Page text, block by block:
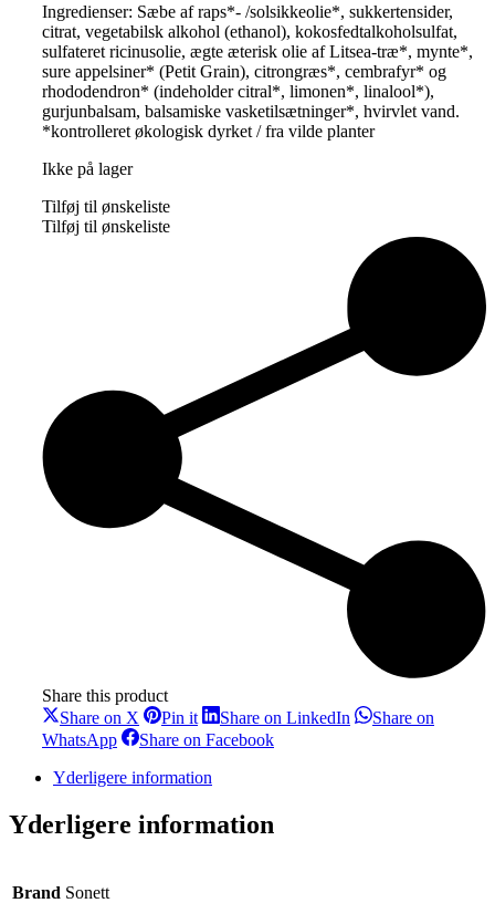
Ingredienser: Sæbe af raps*- /solsikkeolie*, sukkertensider,
citrat, vegetabilsk alkohol (ethanol), kokosfedtalkoholsulfat,
sulfateret ricinusolie, ægte æterisk olie af Litsea-træ*, mynte*,
sure appelsiner* (Petit Grain), citrongræs*, cembrafyr* og
rhododendron* (indeholder citral*, limonen*, linalool*),
gurjunbalsam, balsamiske vasketilsætninger*, hvirvlet vand.
*kontrolleret økologisk dyrket / fra vilde planter
Ikke på lager
Tilføj til ønskeliste
Tilføj til ønskeliste
Share this product
Share on X Share
on
X
Pin itShare
on
Pinterest
Share on LinkedIn ShareShare on
WhatsAppShare
WhatsApp
Share on FacebookShare
Yderligere information
Yderligere information
Brand Sonett